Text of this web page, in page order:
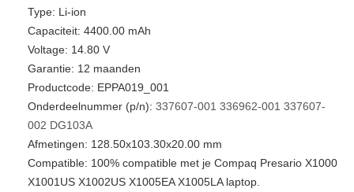
Type: Li-ion
Capaciteit: 4400.00 mAh
Voltage: 14.80 V
Garantie: 12 maanden
Productcode: EPPA019_001
Onderdeelnummer (p/n): 337607-001 336962-001 337607-
002 DG103A
Afmetingen: 128.50x103.30x20.00 mm
Compatible: 100% compatible met je Compaq Presario X1000
X1001US X1002US X1005EA X1005LA laptop.